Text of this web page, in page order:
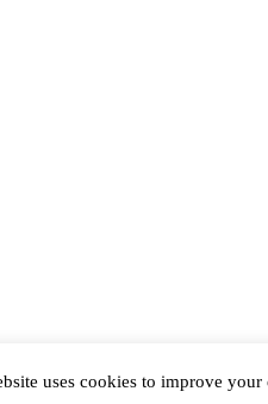
uses cookies to improve